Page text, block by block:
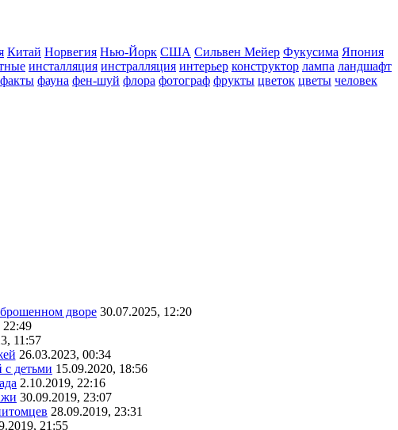
Китай Норвегия Нью-Йорк США Сильвен Мейер Фукусима Япония
инсталляция инстралляция интерьер конструктор лампа ландшафт
факты фауна фен-шуй флора фотограф фрукты цветок цветы человек
дворе 30.07.2025, 12:20
22:49
11:57
26.03.2023, 00:34
с детьми 15.09.2020, 18:56
2.10.2019, 22:16
30.09.2019, 23:07
28.09.2019, 23:31
21:55